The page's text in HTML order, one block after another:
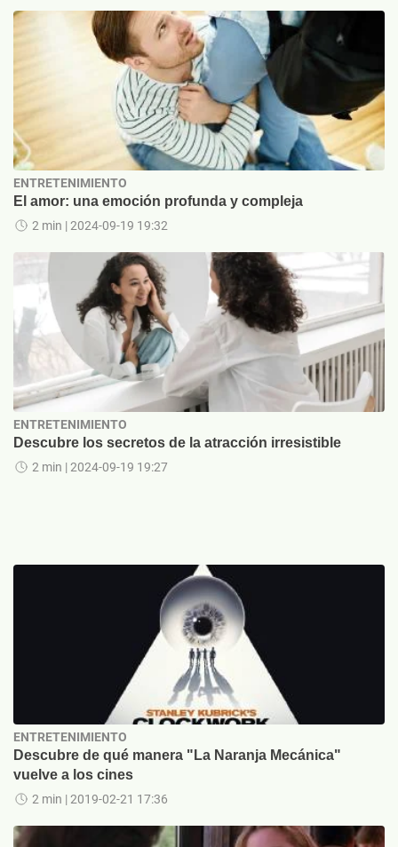
ENTRETENIMIENTO
El amor: una emoción profunda y compleja
2 min | 2024-09-19 19:32
ENTRETENIMIENTO
Descubre los secretos de la atracción irresistible
2 min | 2024-09-19 19:27
ENTRETENIMIENTO
Descubre de qué manera "La Naranja Mecánica"
vuelve a los cines
2 min | 2019-02-21 17:36